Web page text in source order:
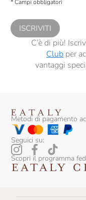
Bumbu
Buondonno
Burlotto Giancarlo
Ca' Rossa
Calabretta
Calatroni
Calcagno
Camossi
comunicazioni
* Campi obbligatori
ISCRIVITI
C’è di più!
Clubper
vantaggi
Metodi di pagamento
Seguici su:
Scopri il programma